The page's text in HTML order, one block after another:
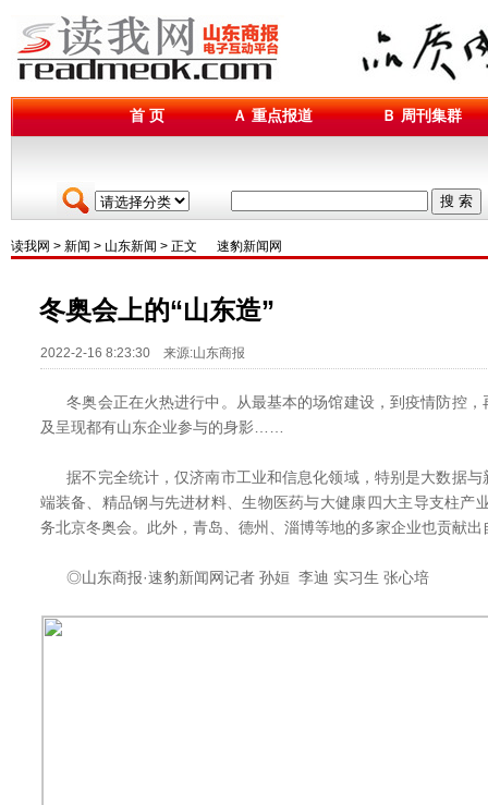
首 页 Ａ 重点报道 Ｂ 周刊集群
搜 索
读我网 > 新闻 > 山东新闻 > 正文 速豹新闻网
冬奥会上的“山东造”
2022-2-16 8:23:30 来源:山东商报
冬奥会正在火热进行中。从最基本的场馆建设，到疫情防控，
及呈现都有山东企业参与的身影……
据不完全统计，仅济南市工业和信息化领域，特别是大数据与
端装备、精品钢与先进材料、生物医药与大健康四大主导支柱产
务北京冬奥会。此外，青岛、德州、淄博等地的多家企业也贡献出
◎山东商报·速豹新闻网记者 孙姮 李迪 实习生 张心培